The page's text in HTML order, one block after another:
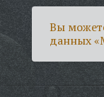
Вы
данных